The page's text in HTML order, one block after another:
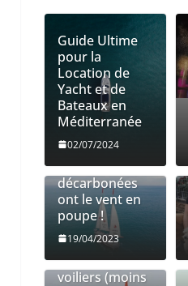
Guide Ultime
pour la
Location de
Yacht et de
Bateaux en
Méditerranée
02/07/2024
de fret
transatlantique
décarbonées
ont le vent en
poupe !
19/04/2023
Les 10
meilleurs petits
voiliers (moins